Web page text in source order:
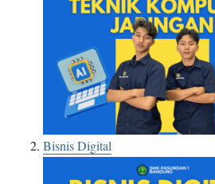
Bisnis Digital